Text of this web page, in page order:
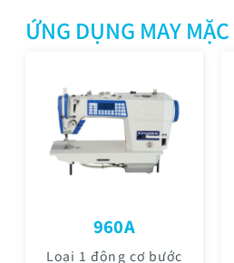
ỨNG DỤNG MAY MẶC
960A
Loại 1 động cơ bước